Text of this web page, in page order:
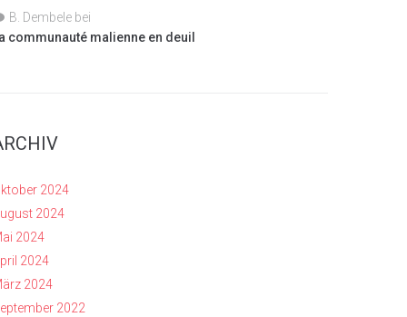
B. Dembele bei
communauté malienne en deuil
2024
2024
2024
2024
2024
2022